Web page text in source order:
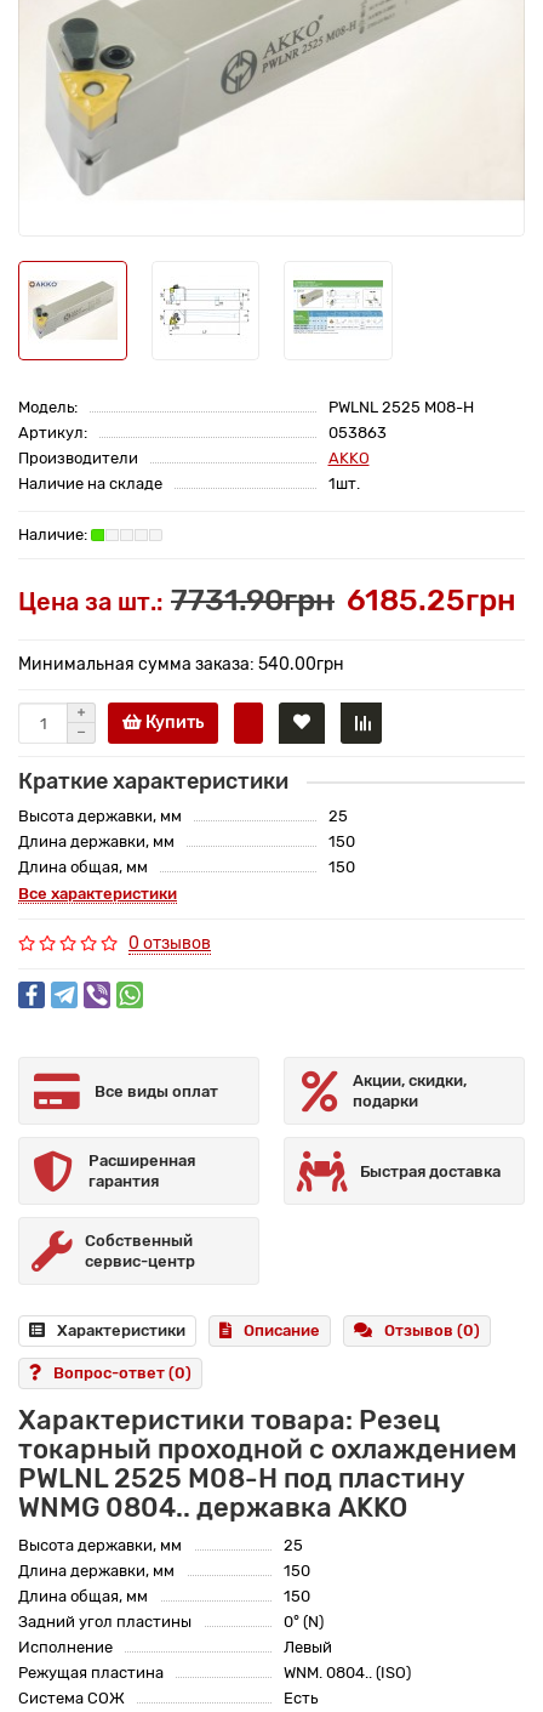
Модель:
PWLNL 2525 M08-H
Артикул:
053863
Производители
AKKO
Наличие на складе
1шт.
Цена за шт.: 7731.90грн 6185.25грн
Минимальная сумма заказа: 540.00грн
Купить
Краткие характеристики
Высота державки, мм
25
Длина державки, мм
150
Длина общая, мм
150
Все характеристики
0 отзывов
Все виды оплат
Акции, скидки,
подарки
Расширенная
гарантия
Быстрая доставка
Собственный
сервис-центр
Характеристики Описание Отзывов (0)
Вопрос-ответ (0)
Характеристики товара: Резец
токарный проходной с охлаждением
PWLNL 2525 M08-H под пластину
WNMG 0804.. державка AKKO
Высота державки, мм
25
Длина державки, мм
150
Длина общая, мм
150
Задний угол пластины
0° (N)
Исполнение
Левый
Режущая пластина
WNM. 0804.. (ISO)
Система СОЖ
Есть